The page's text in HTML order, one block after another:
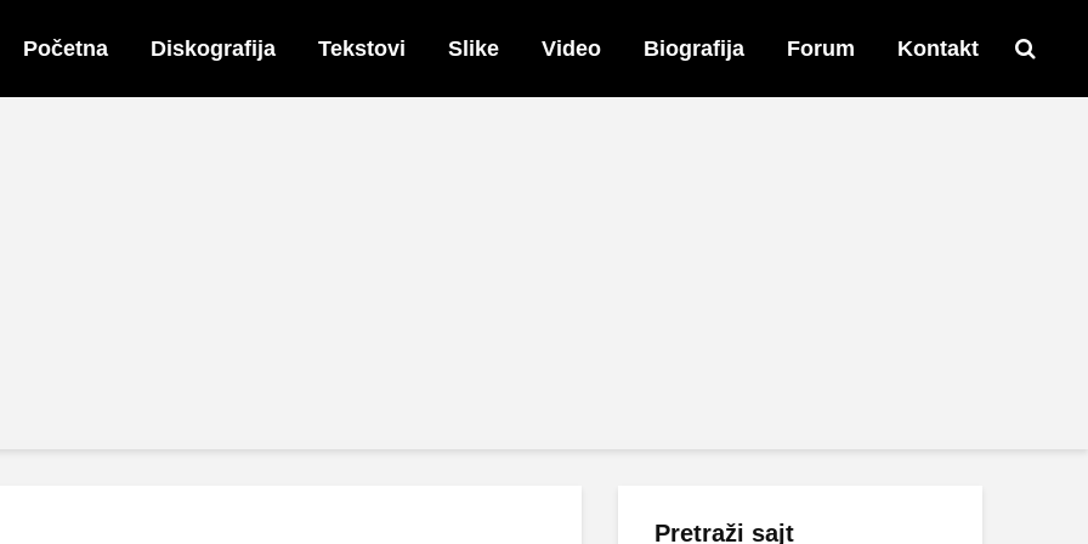
Početna Diskografija Tekstovi Slike Video Biografija Forum Kontakt
Pretraži sajt